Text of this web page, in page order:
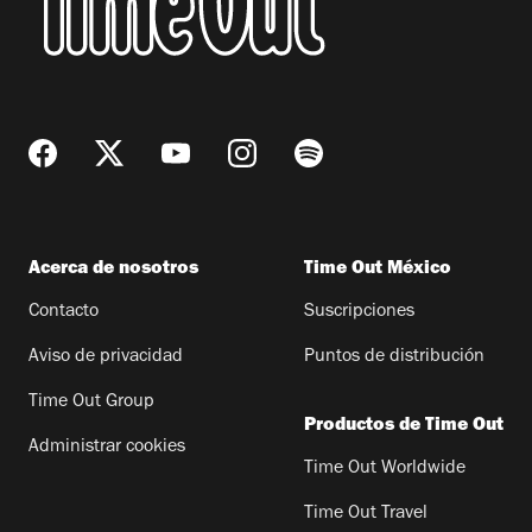
Acerca de nosotros
Contacto
Aviso de privacidad
Time Out Group
Administrar cookies
Time Out México
Suscripciones
Puntos de distribución
Productos de Time Out
Time Out Worldwide
Time Out Travel